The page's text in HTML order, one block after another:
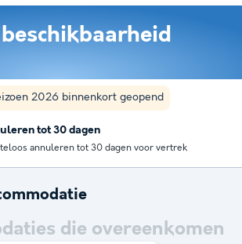
2026 binnenkort geopend
tot 30 dagen
annuleren tot 30 dagen voor vertrek
die overeenkomen